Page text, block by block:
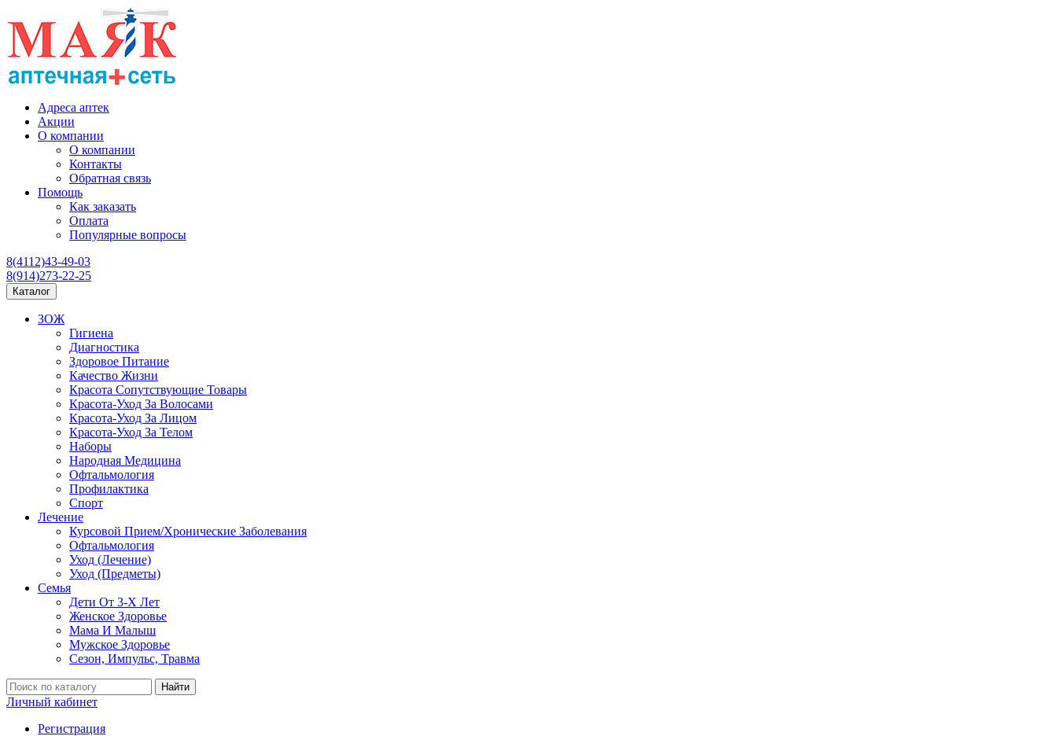
Адреса аптек
Акции
О компании
О компании
Контакты
Обратная связь
Помощь
Как заказать
Оплата
Популярные вопросы
8(4112)43-49-03
8(914)273-22-25
Каталог
ЗОЖ
Гигиена
Диагностика
Здоровое Питание
Качество Жизни
Красота Сопутствующие Товары
Красота-Уход За Волосами
Красота-Уход За Лицом
Красота-Уход За Телом
Наборы
Народная Медицина
Офтальмология
Профилактика
Спорт
Лечение
Курсовой Прием/Хронические Заболевания
Офтальмология
Уход (Лечение)
Уход (Предметы)
Семья
Дети От 3-Х Лет
Женское Здоровье
Мама И Малыш
Мужское Здоровье
Сезон, Импульс, Травма
Найти
Личный кабинет
Регистрация